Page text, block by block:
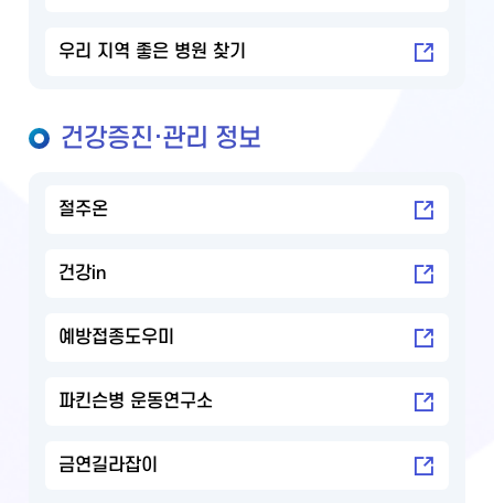
우리 지역 좋은 병원 찾기
건강증진·관리 정보
절주온
건강in
예방접종도우미
파킨슨병 운동연구소
금연길라잡이